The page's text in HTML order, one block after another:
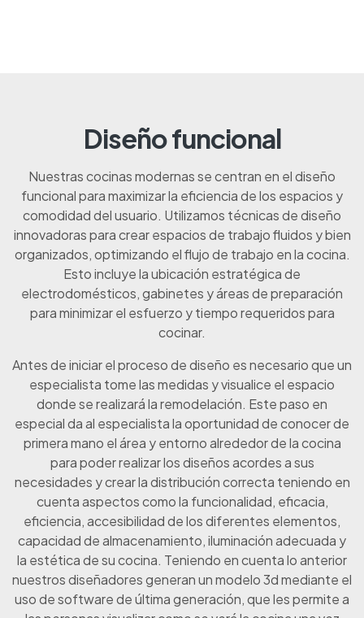
Diseño funcional
Nuestras cocinas modernas se centran en el diseño
funcional para maximizar la eficiencia de los espacios y
comodidad del usuario. Utilizamos técnicas de diseño
innovadoras para crear espacios de trabajo fluidos y bien
organizados, optimizando el flujo de trabajo en la cocina.
Esto incluye la ubicación estratégica de
electrodomésticos, gabinetes y áreas de preparación
para minimizar el esfuerzo y tiempo requeridos para
cocinar.
Antes de iniciar el proceso de diseño es necesario que un
especialista tome las medidas y visualice el espacio
donde se realizará la remodelación. Este paso en
especial da al especialista la oportunidad de conocer de
primera mano el área y entorno alrededor de la cocina
para poder realizar los diseños acordes a sus
necesidades y crear la distribución correcta teniendo en
cuenta aspectos como la funcionalidad, eficacia,
eficiencia, accesibilidad de los diferentes elementos,
capacidad de almacenamiento, iluminación adecuada y
la estética de su cocina. Teniendo en cuenta lo anterior
nuestros diseñadores generan un modelo 3d mediante el
uso de software de última generación, que les permite a